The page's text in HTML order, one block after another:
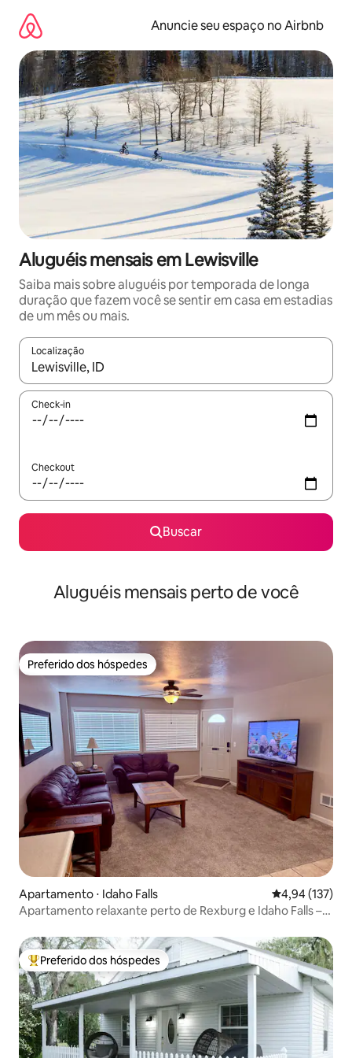
para
conteúdo
Anuncie seu espaço no Airbnb
Aluguéis mensais em Lewisville
Saiba mais sobre aluguéis por temporada de longa
duração que fazem você se sentir em casa em estadias
de um mês ou mais.
Localização
Quando os resultados estiverem disponíveis, explore-os
Check-in
Checkout
Buscar
Aluguéis mensais perto de você
Preferido dos hóspedes
Preferido dos hóspedes
Apartamento ⋅ Idaho Falls 4,94 de uma
4,94 (137)
Apartamento relaxante perto de Rexburg e Idaho Falls –
Entre os melhores preferidos dos hóspedes
Preferido dos hóspedes